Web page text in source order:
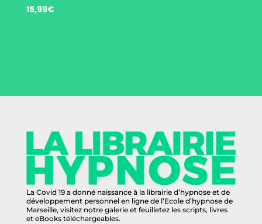
15,99€
La Covid 19 a donné naissance à la librairie d’hypnose et de
développement personnel en ligne de l’Ecole d’hypnose de
Marseille, visitez notre galerie et feuilletez les scripts, livres
et eBooks téléchargeables.